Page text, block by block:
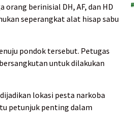
berinisial DH, AF, dan HD
seperangkat alat hisap sabu
pondok tersebut. Petugas
untuk dilakukan
lokasi pesta narkoba
petunjuk penting dalam